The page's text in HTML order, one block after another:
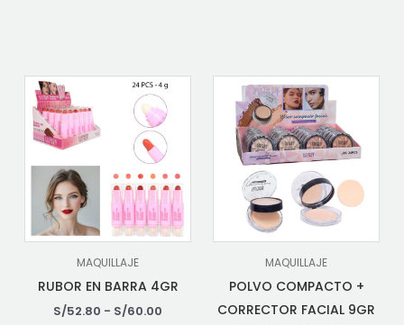
MAQUILLAJE
RUBOR EN BARRA 4GR
S/52.80 - S/60.00
MAQUILLAJE
POLVO COMPACTO +
CORRECTOR FACIAL 9GR